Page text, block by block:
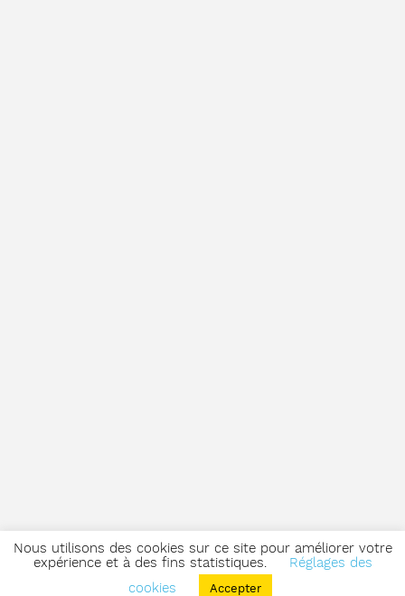
Nous utilisons des cookies sur ce site pour améliorer votre
expérience et à des fins statistiques.
Réglages des
cookies
Accepter